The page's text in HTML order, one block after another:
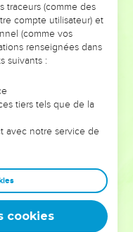
!
VOUS ÉVITER LES
les doutes, les erreurs
alors même que ce
et responsables
afin que leurs erreurs
un ministère, une
expérience est faite
traceurs (comme des
compte utilisateur) et
(comme vos
renseignées dans
suivants :
tiers tels que de la
avec notre service de
cookies